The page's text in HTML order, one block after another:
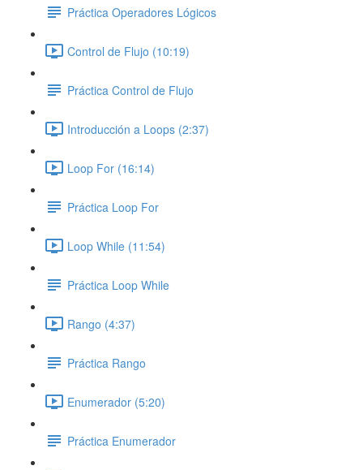
Práctica Operadores Lógicos
Control de Flujo (10:19)
Práctica Control de Flujo
Introducción a Loops (2:37)
Loop For (16:14)
Práctica Loop For
Loop While (11:54)
Práctica Loop While
Rango (4:37)
Práctica Rango
Enumerador (5:20)
Práctica Enumerador